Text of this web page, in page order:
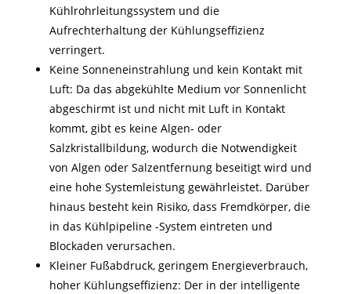
Kühlrohrleitungssystem und die
Aufrechterhaltung der Kühlungseffizienz
verringert.
Keine Sonneneinstrahlung und kein Kontakt mit
Luft: Da das abgekühlte Medium vor Sonnenlicht
abgeschirmt ist und nicht mit Luft in Kontakt
kommt, gibt es keine Algen- oder
Salzkristallbildung, wodurch die Notwendigkeit
von Algen oder Salzentfernung beseitigt wird und
eine hohe Systemleistung gewährleistet. Darüber
hinaus besteht kein Risiko, dass Fremdkörper, die
in das Kühlpipeline -System eintreten und
Blockaden verursachen.
Kleiner Fußabdruck, geringem Energieverbrauch,
hoher Kühlungseffizienz: Der in der intelligente